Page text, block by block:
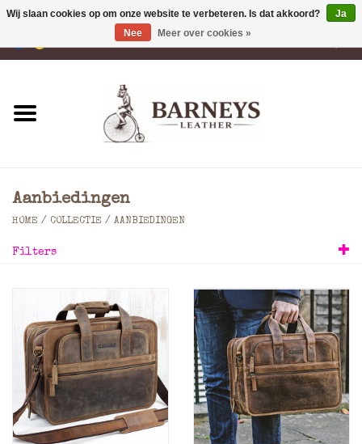
Portemonnees
Rugzakken
Accessoires
Merken
Aanbiedingen
HOME / COLLECTIE / AANBIEDINGEN
Filters
Wij slaan cookies op om onze website te verbeteren. Is dat akkoord?
Ja
Nee
Meer over cookies »